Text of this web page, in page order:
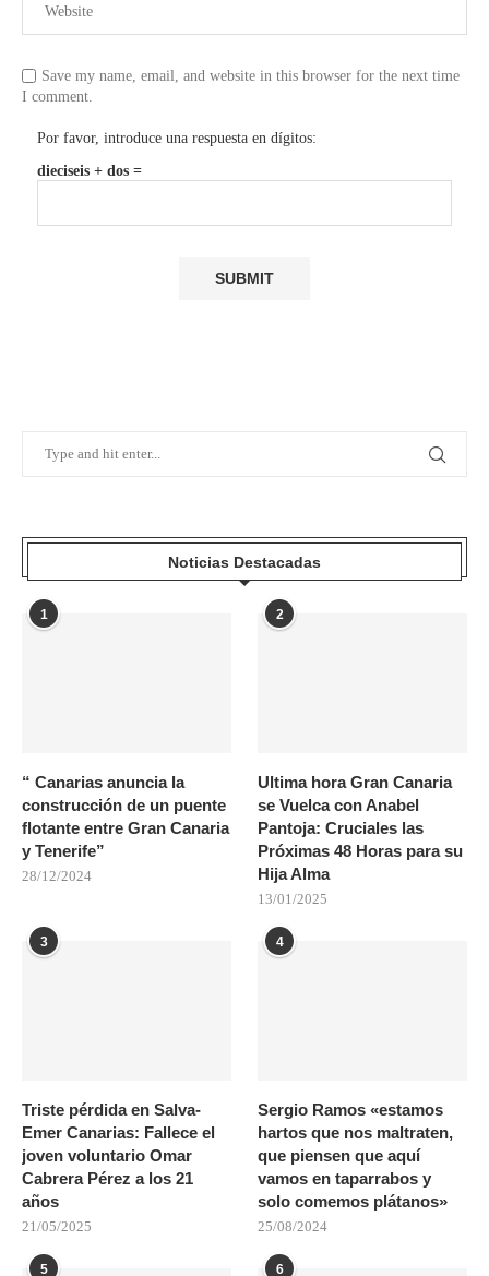
Save my name, email, and website in this browser for the next time
I comment.
Por favor, introduce una respuesta en dígitos:
dieciseis + dos =
Noticias Destacadas
1
“ Canarias anuncia la
construcción de un puente
flotante entre Gran Canaria
y Tenerife”
28/12/2024
2
Ultima hora Gran Canaria
se Vuelca con Anabel
Pantoja: Cruciales las
Próximas 48 Horas para su
Hija Alma
13/01/2025
3
Triste pérdida en Salva-
Emer Canarias: Fallece el
joven voluntario Omar
Cabrera Pérez a los 21
años
21/05/2025
4
Sergio Ramos «estamos
hartos que nos maltraten,
que piensen que aquí
vamos en taparrabos y
solo comemos plátanos»
25/08/2024
5 6